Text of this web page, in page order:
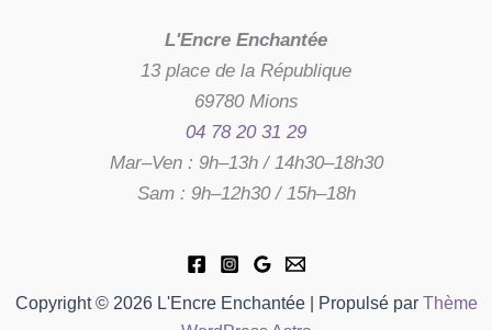
L'Encre Enchantée
13 place de la République
69780 Mions
04 78 20 31 29
Mar–Ven : 9h–13h / 14h30–18h30
Sam : 9h–12h30 / 15h–18h
Copyright © 2026 L'Encre Enchantée | Propulsé par Thème